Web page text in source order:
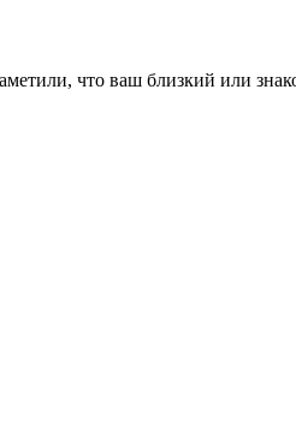
что ваш близкий или